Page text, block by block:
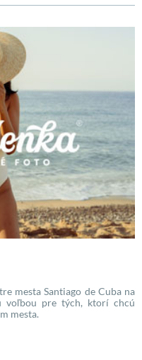
mesta Santiago de Cuba na
voľbou pre tých, ktorí chcú
mesta.